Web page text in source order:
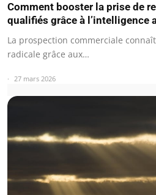
Comment booster la prise de
qualifiés grâce à l’intelligence
La prospection commerciale
radicale grâce aux…
27 mars 2026